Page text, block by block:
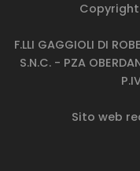
F.LLI GAGGIOLI DI
S.N.C. - PZA
Sito web